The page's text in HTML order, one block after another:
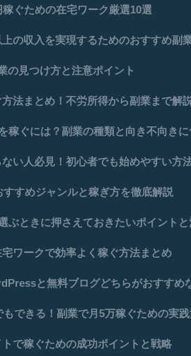
ぐための在宅ワーク厳選10選
の収入を実現するためのおすすめ副
の見つけ方と注意ポイント
方法まとめ！不労所得から副業まで解
稼ぐには？副業の種類と向き不向き
い人必見！初心者でも始めやすい方
すすめジャンルと稼ぎ方を徹底解説
ぶときに押さえておきたいポイント
ワークで効率よく稼ぐ方法まとめ
と無料ブログどちらがおすすめ
もできる！副業で月5万稼ぐための実
で稼ぐための成功ポイントと戦略